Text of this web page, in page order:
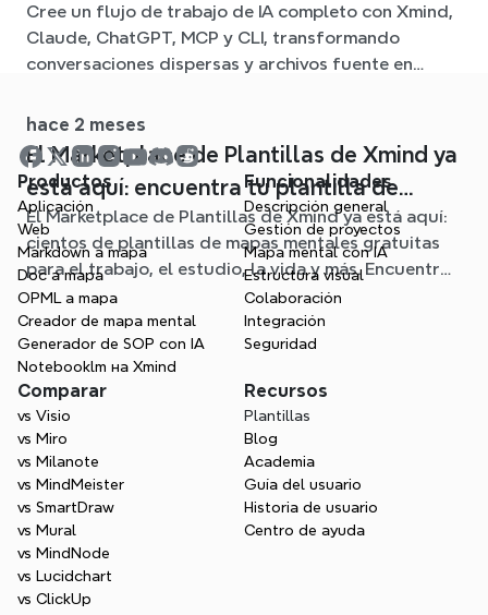
conectado con Xmind
Cree un flujo de trabajo de IA completo con Xmind,
Claude, ChatGPT, MCP y CLI, transformando
conversaciones dispersas y archivos fuente en
hace 2 meses
El Marketplace de Plantillas de Xmind ya
está aquí: encuentra tu plantilla de
mapa mental para cualquier situación
El Marketplace de Plantillas de Xmind ya está aquí:
cientos de plantillas de mapas mentales gratuitas
para el trabajo, el estudio, la vida y más. Encuentra
el punto de partida ideal y olvídate de la página en
blanco.
Productos
Aplicación
Web
Markdown a mapa
Doc a mapa
OPML a mapa
Creador de mapa mental
Generador de SOP con IA
Notebooklm на Xmind
Funcionalidades
Descripción general
Gestión de proyectos
Mapa mental con IA
Estructura visual
Colaboración
Integración
Seguridad
Comparar
vs Visio
vs Miro
vs Milanote
vs MindMeister
vs SmartDraw
vs Mural
vs MindNode
vs Lucidchart
vs ClickUp
Recursos
Plantillas
Blog
Academia
Guía del usuario
Historia de usuario
Centro de ayuda